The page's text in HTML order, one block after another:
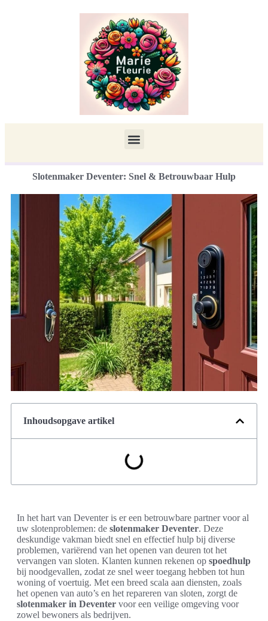
Slotenmaker Deventer: Snel & Betrouwbaar Hulp
Inhoudsopgave artikel
In het hart van Deventer is er een betrouwbare partner voor al
uw slotenproblemen: de slotenmaker Deventer. Deze
deskundige vakman biedt snel en effectief hulp bij diverse
problemen, variërend van het openen van deuren tot het
vervangen van sloten. Klanten kunnen rekenen op spoedhulp
bij noodgevallen, zodat ze snel weer toegang hebben tot hun
woning of voertuig. Met een breed scala aan diensten, zoals
het openen van auto’s en het repareren van sloten, zorgt de
slotenmaker in Deventer voor een veilige omgeving voor
zowel bewoners als bedrijven.